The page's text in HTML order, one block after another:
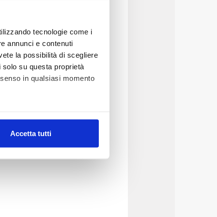
tecnologie come i
annunci e contenuti
la possibilità di scegliere
su questa proprietà
in qualsiasi momento
(impronte
di base quali la
dall’Utente e con i
Accetta tutti